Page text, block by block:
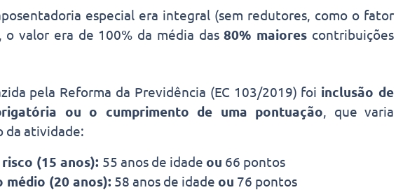
especial era integral (sem redutores, como o fator
o valor era de 100% da média das80% maiores contribuições
pela Reforma da Previdência (EC 103/2019) foi inclusão de
ou o cumprimento de uma pontuação, que varia
da atividade:
(15 anos): 55 anos de idade ou 66 pontos
médio (20 anos): 58 anos de idade ou 76 pontos